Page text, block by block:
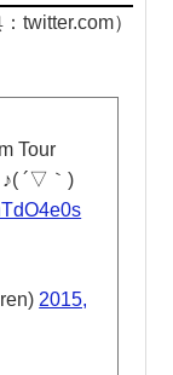
：twitter.com）
Tour
´▽｀)
2015,